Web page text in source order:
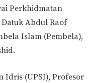
Perkhidmatan
Abdul Raof
Islam (Pembela),
Idris (UPSI), Profesor